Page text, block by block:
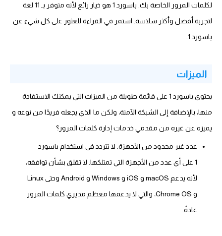
لكلمات المرور الخاصة بك. باسورد 1 هو خيار رائع لأنه متوفر بـ 11 لغة
لتجربة أفضل وأكثر سلاسة. استمر في القراءة للعثور على كل شيء عن
باسورد 1.
الميزات
يحتوي باسورد 1 على قائمة طويلة من الميزات التي يمكنك الاستفادة
منها، بالإضافة إلى الشبكة الآمنة، ولكن ما الذي يجعله فريدًا من نوعه و
يميزه عن غيره من مقدمي خدمات إدارة كلمات المرور؟
عدد غير محدود من الأجهزة: لا تتردد في استخدام باسورد
1 على أي عدد من الأجهزة التي تمتلكها. لا تقلق بشأن توافقه،
لأنه يدعم macOS و iOS و Windows و Android وحتى Linux
و Chrome OS، والتي لا يدعمها معظم مديري كلمات المرور
عادةً.